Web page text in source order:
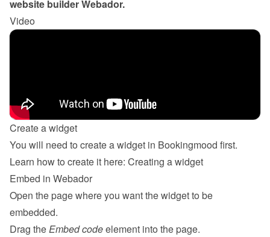
website builder Webador.
Video
Create a widget
You will need to create a widget in Bookingmood first.
Learn how to create it here: Creating a widget
Embed in Webador
Open the page where you want the widget to be
embedded.
Drag the Embed code element into the page.